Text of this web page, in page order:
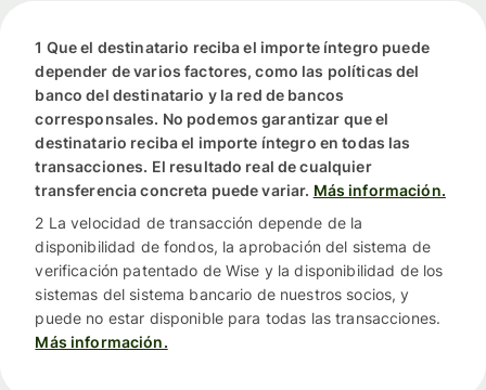
1 Que el destinatario reciba el importe íntegro puede
depender de varios factores, como las políticas del
banco del destinatario y la red de bancos
corresponsales. No podemos garantizar que el
destinatario reciba el importe íntegro en todas las
transacciones. El resultado real de cualquier
transferencia concreta puede variar. Más información.
2 La velocidad de transacción depende de la
disponibilidad de fondos, la aprobación del sistema de
verificación patentado de Wise y la disponibilidad de los
sistemas del sistema bancario de nuestros socios, y
puede no estar disponible para todas las transacciones.
Más información.